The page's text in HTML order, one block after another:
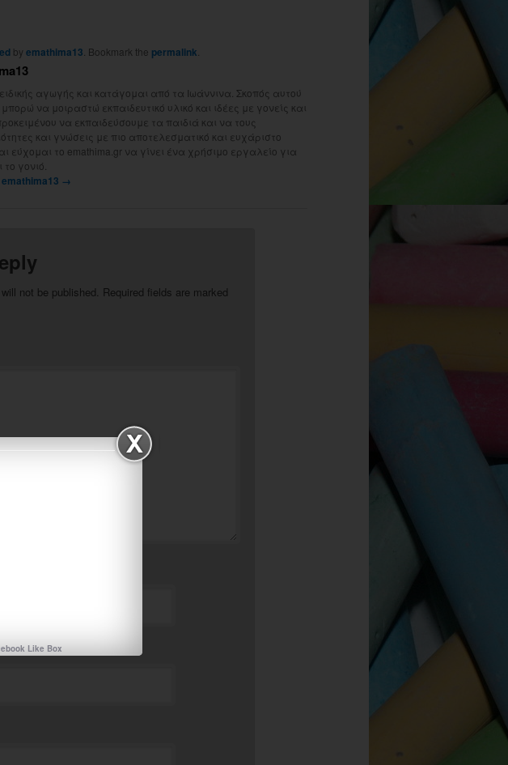
by emathima13. Bookmark the permalink.
αγωγής και κατάγομαι από τα Ιωάννινα. Σκοπός αυτού
μπορώ να μοιραστώ εκπαιδευτικό υλικό και ιδέες με γονείς και
να εκπαιδεύσουμε τα παιδιά και να τους
και γνώσεις με πιο αποτελεσματικό και ευχάριστο
εύχομαι το emathima.gr να γίνει ένα χρήσιμο εργαλείο για
γονιό.
→
not be published. Required fields are marked
Like Box